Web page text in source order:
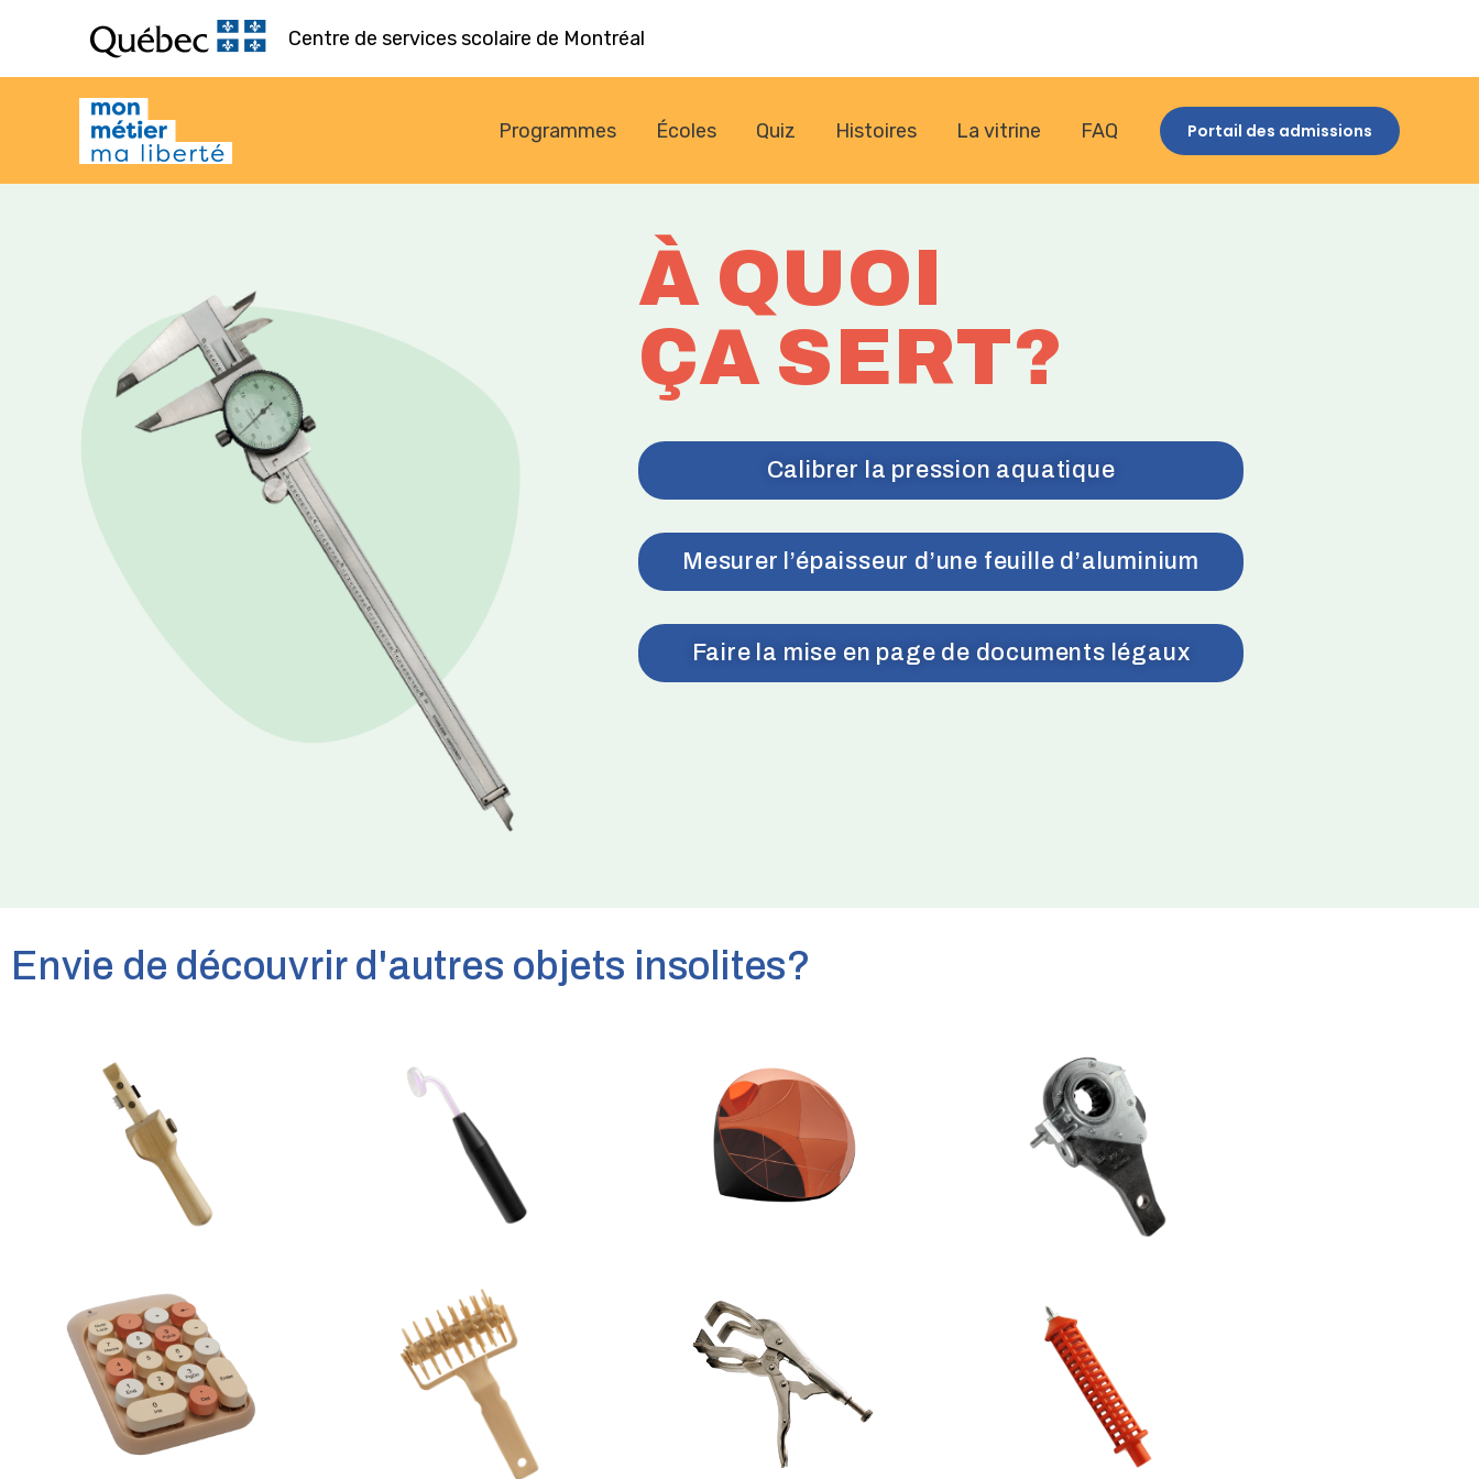
Centre de services scolaire de Montréal
Programmes Écoles Quiz Histoires La vitrine FAQ Portail des admissions
À QUOI
ÇA SERT?
Calibrer la pression aquatique
Mesurer l’épaisseur d’une feuille d’aluminium
Faire la mise en page de documents légaux
Envie de découvrir d'autres objets insolites?